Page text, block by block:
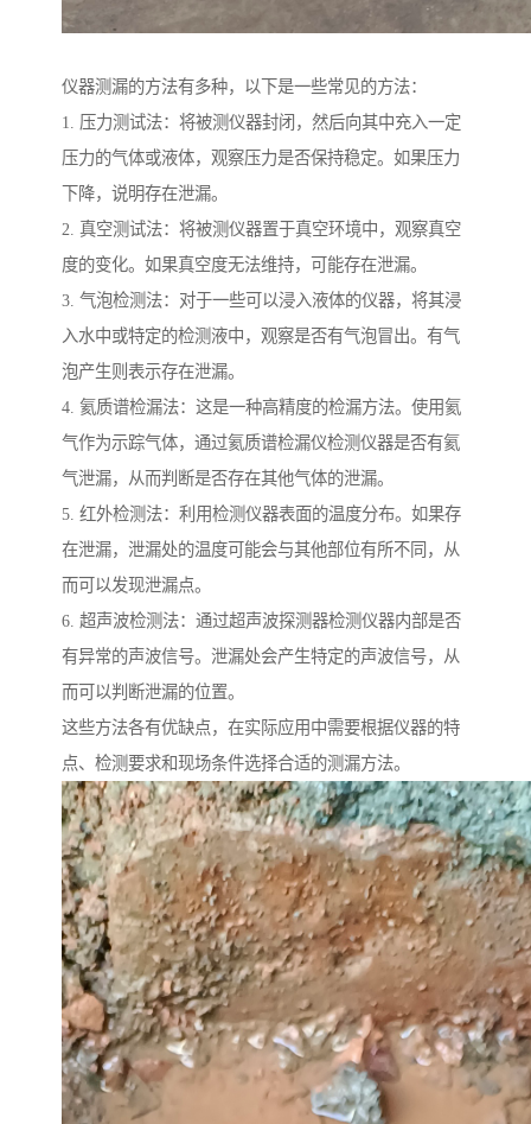
仪器测漏的方法有多种，以下是一些常见的方法：
1. 压力测试法：将被测仪器封闭，然后向其中充入一定
压力的气体或液体，观察压力是否保持稳定。如果压力
下降，说明存在泄漏。
2. 真空测试法：将被测仪器置于真空环境中，观察真空
度的变化。如果真空度无法维持，可能存在泄漏。
3. 气泡检测法：对于一些可以浸入液体的仪器，将其浸
入水中或特定的检测液中，观察是否有气泡冒出。有气
泡产生则表示存在泄漏。
4. 氦质谱检漏法：这是一种高精度的检漏方法。使用氦
气作为示踪气体，通过氦质谱检漏仪检测仪器是否有氦
气泄漏，从而判断是否存在其他气体的泄漏。
5. 红外检测法：利用检测仪器表面的温度分布。如果存
在泄漏，泄漏处的温度可能会与其他部位有所不同，从
而可以发现泄漏点。
6. 超声波检测法：通过超声波探测器检测仪器内部是否
有异常的声波信号。泄漏处会产生特定的声波信号，从
而可以判断泄漏的位置。
这些方法各有优缺点，在实际应用中需要根据仪器的特
点、检测要求和现场条件选择合适的测漏方法。